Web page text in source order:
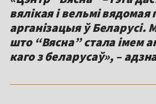
вялікая і вельмі
арганізацыя ў Беларусі.
што “Вясна” стала імем
каго з беларусаў», –